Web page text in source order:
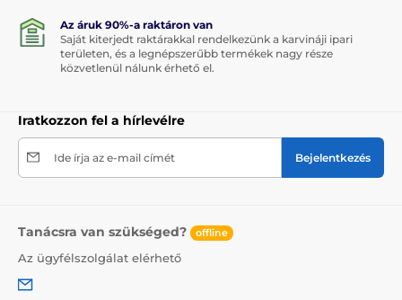
Az áruk 90%-a raktáron van
Saját kiterjedt raktárakkal rendelkezünk a karvináji ipari
területen, és a legnépszerűbb termékek nagy része
közvetlenül nálunk érhető el.
Iratkozzon fel a hírlevélre
Ide írja az e-mail címét Bejelentkezés
Tanácsra van szükséged? offline
Az ügyfélszolgálat elérhető